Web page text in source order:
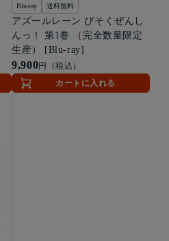
Blu-ray 送料無料
アズールレーン びそくぜんし
んっ！ 第1巻 （完全数量限定
生産） [Blu-ray]
9,900円（税込）
カートに入れる